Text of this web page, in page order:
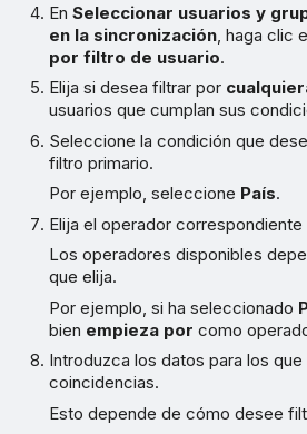
EnSeleccionar usuarios y
en la sincronización , haga clic
por filtro de usuario.
Elija si desea filtrar por
usuarios que cumplan sus
Seleccione la condición que
filtro primario.
Por ejemplo, seleccione País.
Elija el operador
Los operadores disponibles
que elija.
Por ejemplo, si ha seleccionado
bien empieza por como
Introduzca los datos para los
coincidencias.
Esto depende de cómo desee